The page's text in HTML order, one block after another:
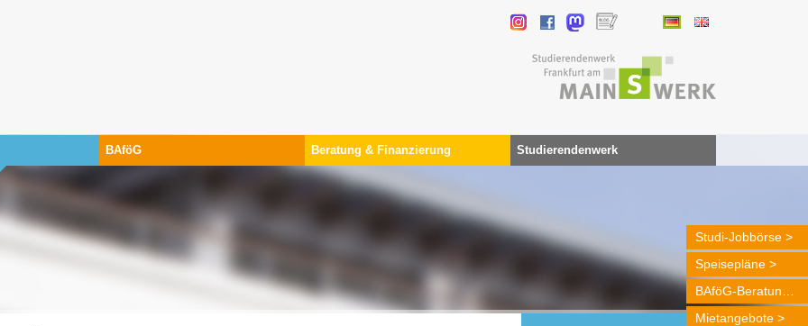
BAföG Beratung & Finanzierung Studierendenwerk
Studi-Jobbörse
Speisepläne
Mietangebote